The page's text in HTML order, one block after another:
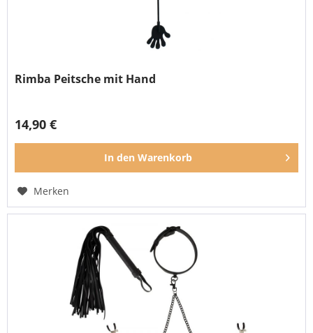
Rimba Peitsche mit Hand
14,90 €
In den Warenkorb
Merken